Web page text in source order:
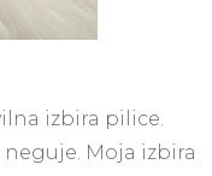
izbira pilice.
Moja izbira